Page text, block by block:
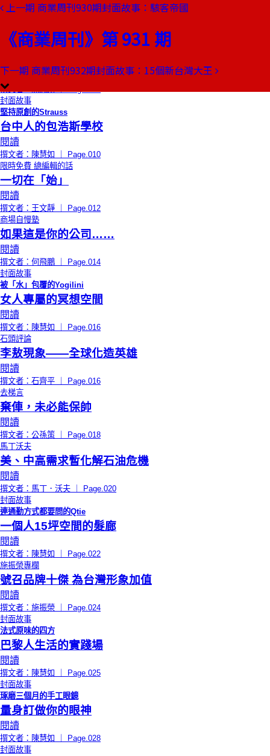
上一期 商業周刊930期封面故事：駭客帝國
《商業周刊》第 931 期
下一期 商業周刊932期封面故事：15個新台灣大王
本期目錄
封面故事
6個領先台北概念的品味空間
閱讀
撰文者：陳慧如 ｜ Page.004
封面故事
堅持原創的Strauss
台中人的包浩斯學校
閱讀
撰文者：陳慧如 ｜ Page.010
限時免費 總編輯的話
一切在「始」
閱讀
撰文者：王文靜 ｜ Page.012
商場自慢塾
如果這是你的公司……
閱讀
撰文者：何飛鵬 ｜ Page.014
封面故事
被「水」包覆的Yogilini
女人專屬的冥想空間
閱讀
撰文者：陳慧如 ｜ Page.016
石頭評論
李敖現象——全球化造英雄
閱讀
撰文者：石齊平 ｜ Page.016
去梯言
棄俥，未必能保帥
閱讀
撰文者：公孫策 ｜ Page.018
馬丁沃夫
美、中高需求暫化解石油危機
閱讀
撰文者：馬丁．沃夫 ｜ Page.020
封面故事
連通勤方式都要問的Qtie
一個人15坪空間的髮廊
閱讀
撰文者：陳慧如 ｜ Page.022
施振榮專欄
號召品牌十傑 為台灣形象加值
閱讀
撰文者：施振榮 ｜ Page.024
封面故事
法式原味的四方
巴黎人生活的實踐場
閱讀
撰文者：陳慧如 ｜ Page.025
封面故事
琢磨三個月的手工眼鏡
量身訂做你的眼神
閱讀
撰文者：陳慧如 ｜ Page.028
封面故事